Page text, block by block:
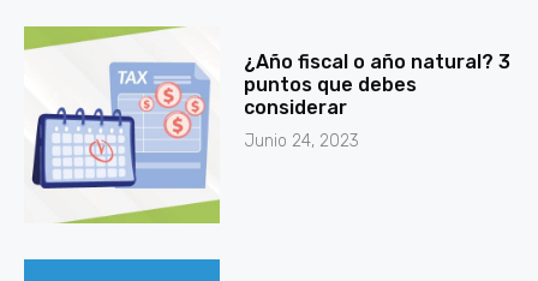
¿Año fiscal o año natural? 3
puntos que debes
considerar
Junio 24, 2023